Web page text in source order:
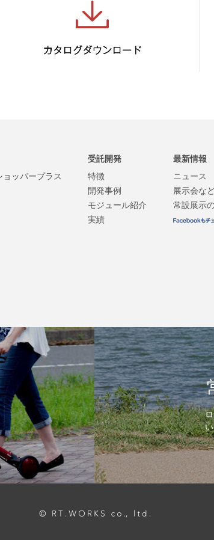
ッパープラス
受託開発
特徴
開発事例
モジュール紹介
実績
最新情報
ニュース
展示会な
常設展示